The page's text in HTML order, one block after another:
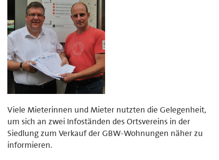
Viele Mieterinnen und Mieter nutzten die Gelegenheit,
um sich an zwei Infoständen des Ortsvereins in der
Siedlung zum Verkauf der GBW-Wohnungen näher zu
informieren.